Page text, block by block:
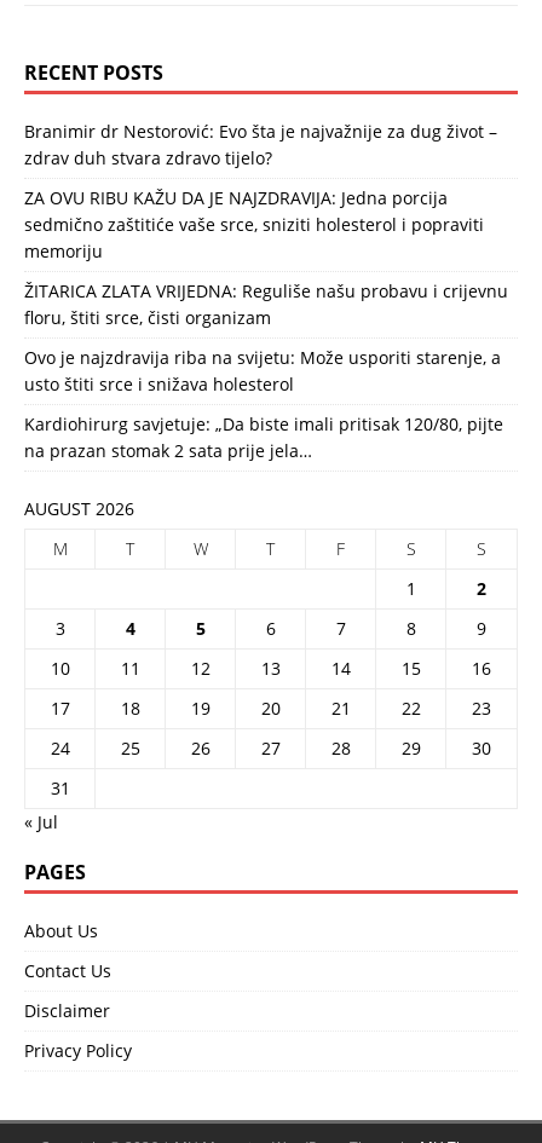
RECENT POSTS
Branimir dr Nestorović: Evo šta je najvažnije za dug život –
zdrav duh stvara zdravo tijelo?
ZA OVU RIBU KAŽU DA JE NAJZDRAVIJA: Jedna porcija
sedmično zaštitiće vaše srce, sniziti holesterol i popraviti
memoriju
ŽITARICA ZLATA VRIJEDNA: Reguliše našu probavu i crijevnu
floru, štiti srce, čisti organizam
Ovo je najzdravija riba na svijetu: Može usporiti starenje, a
usto štiti srce i snižava holesterol
Kardiohirurg savjetuje: „Da biste imali pritisak 120/80, pijte
na prazan stomak 2 sata prije jela…
AUGUST 2026
M
T W T F S
S
1
2
3
4 5 6 7 8
9
10
11 12 13 14 15
16
17
18 19 20 21 22
23
24
25 26 27 28 29
30
31
« Jul
PAGES
About Us
Contact Us
Disclaimer
Privacy Policy